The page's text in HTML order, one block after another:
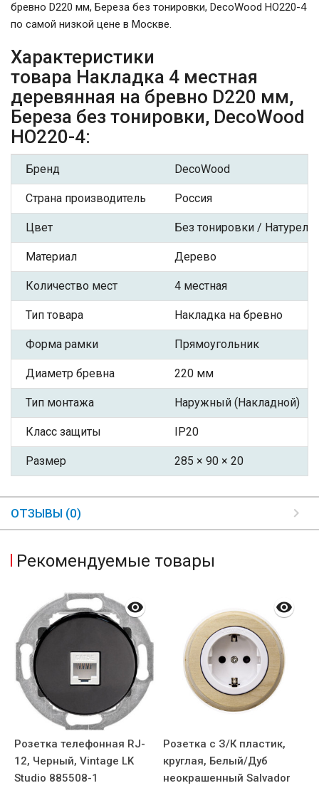
бревно D220 мм, Береза без тонировки, DecoWood НО220-4
по самой низкой цене в Москве.
Характеристики
товара Накладка 4 местная
деревянная на бревно D220 мм,
Береза без тонировки, DecoWood
НО220-4:
Бренд DecoWood
Страна производитель Россия
Цвет Без тонировки /
Материал Дерево
Количество мест 4 местная
Тип товара Накладка на бревно
Форма рамки Прямоугольник
Диаметр бревна 220 мм
Тип монтажа Наружный (Накладной)
Класс защиты IP20
Размер 285 × 90 × 20
ОТЗЫВЫ (0)
Рекомендуемые товары
Розетка телефонная RJ-
12, Черный, Vintage LK
Studio 885508-1
Розетка с З/К пластик,
круглая, Белый/Дуб
неокрашенный Salvador